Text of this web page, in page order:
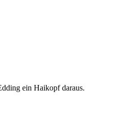
ein Haikopf daraus.